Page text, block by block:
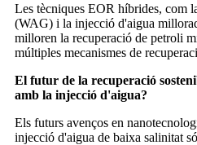
Les tècniques EOR híbrides, com
(WAG) i la injecció d'aigua
milloren la recuperació de petroli
múltiples mecanismes de
El futur de la recuperació
amb la injecció d'aigua?
Els futurs avenços en
injecció d'aigua de baixa salinitat